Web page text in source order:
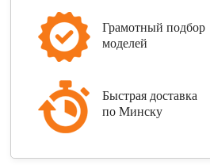
Грамотный подбор
моделей
Быстрая доставка
по Минску